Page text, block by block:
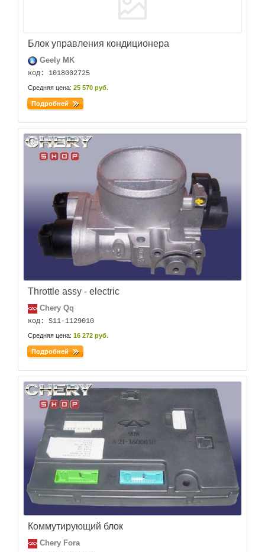
Блок управления кондиционера
Geely MK
код: 1018002725
Средняя цена: 25 570 руб.
Подробней
Throttle assy - electric
Chery Qq
код: S11-1129010
Средняя цена: 16 272 руб.
Подробней
Коммутирующий блок
Chery Fora